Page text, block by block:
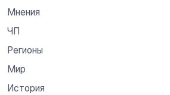
Мнения
ЧП
Регионы
Мир
История